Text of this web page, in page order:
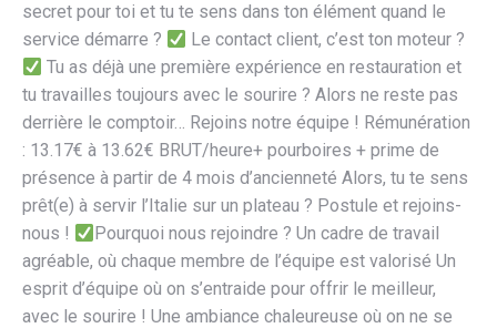
secret pour toi et tu te sens dans ton élément quand le
service démarre ?
Le contact client, c’est ton moteur ?
Tu as déjà une première expérience en restauration et
tu travailles toujours avec le sourire ? Alors ne reste pas
derrière le comptoir… Rejoins notre équipe ! Rémunération
: 13.17€ à 13.62€ BRUT/heure+ pourboires + prime de
présence à partir de 4 mois d’ancienneté Alors, tu te sens
prêt(e) à servir l’Italie sur un plateau ? Postule et rejoins-
nous !
Pourquoi nous rejoindre ? Un cadre de travail
agréable, où chaque membre de l’équipe est valorisé Un
esprit d’équipe où on s’entraide pour offrir le meilleur,
avec le sourire ! Une ambiance chaleureuse où on ne se